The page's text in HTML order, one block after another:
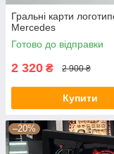
Гральні карти
Mercedes
Готово до відправки
2 320 ₴ 2 900 ₴
Купити
–20%